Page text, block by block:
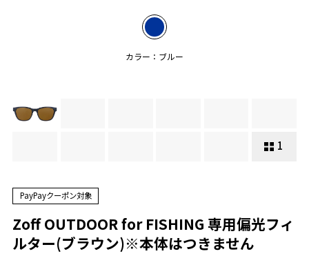
カラー：ブルー
1
PayPayクーポン対象
Zoff OUTDOOR for FISHING 専用偏光フィ
ルター(ブラウン)※本体はつきません